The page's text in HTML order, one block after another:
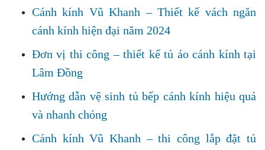
Cánh kính Vũ Khanh – Thiết kế vách ngăn
cánh kính hiện đại năm 2024
Đơn vị thi công – thiết kế tủ áo cánh kính tại
Lâm Đồng
Hướng dẫn vệ sinh tủ bếp cánh kính hiệu quả
và nhanh chóng
Cánh kính Vũ Khanh – thi công lắp đặt tủ